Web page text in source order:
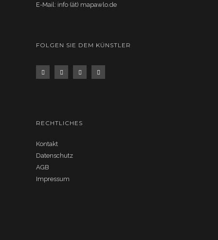
E-Mail: info (ät) mapawlo.de
FOLGEN SIE DEM KÜNSTLER
RECHTLICHES
Kontakt
Datenschutz
AGB
Impressum